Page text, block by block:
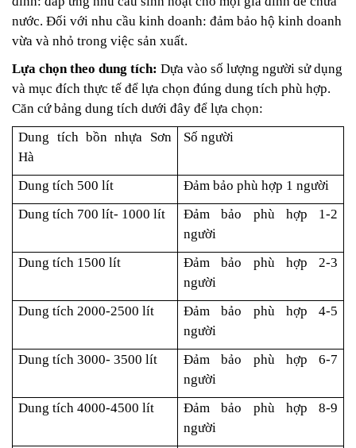
nước. Đối với nhu cầu kinh doanh: đảm bảo hộ kinh doanh
vừa và nhỏ trong việc sản xuất.
Lựa chọn theo dung tích: Dựa vào số lượng người sử dụng
và mục đích thực tế để lựa chọn đúng dung tích phù hợp.
Căn cứ bảng dung tích dưới đây để lựa chọn:
Dung tích bồn nhựa Sơn
Hà
Số người
Dung tích 500 lít
Đảm bảo phù hợp 1 người
Dung tích 700 lít- 1000 lít
Đảm bảo phù hợp 1-2
người
Dung tích 1500 lít
Đảm bảo phù hợp 2-3
người
Dung tích 2000-2500 lít
Đảm bảo phù hợp 4-5
người
Dung tích 3000- 3500 lít
Đảm bảo phù hợp 6-7
người
Dung tích 4000-4500 lít
Đảm bảo phù hợp 8-9
người